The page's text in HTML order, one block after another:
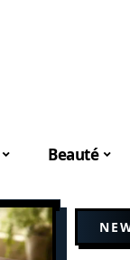
Beauté